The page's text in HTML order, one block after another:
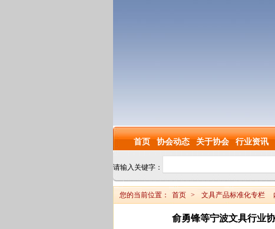
首页 协会动态 关于协会 行业资讯
请输入关键字：
您的当前位置： 首页 > 文具产品标准化专栏
俞勇锋等宁波文具行业